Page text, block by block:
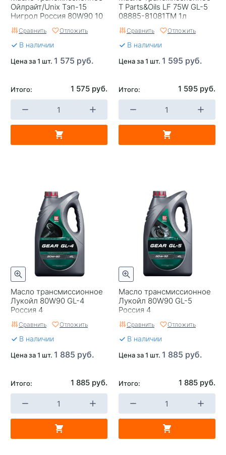
Ойлрайт/Unix Тэп-15
Нигрол Россия 80W90 10
Сравнить Отложить
В наличии
Цена за 1 шт. 1 575 руб.
Итого: 1 575 руб.
T Parts&Oils LF 75W GL-5
08885-81081TM 1л
Сравнить Отложить
В наличии
Цена за 1 шт. 1 595 руб.
Итого: 1 595 руб.
Масло трансмиссионное
Лукойл 80W90 GL-4
Россия 4
Сравнить Отложить
В наличии
Цена за 1 шт. 1 885 руб.
Итого: 1 885 руб.
Масло трансмиссионное
Лукойл 80W90 GL-5
Россия 4
Сравнить Отложить
В наличии
Цена за 1 шт. 1 885 руб.
Итого: 1 885 руб.